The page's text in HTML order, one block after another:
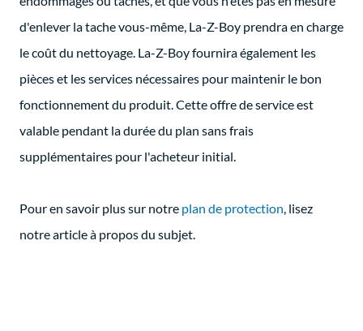
d'enlever la tache vous-même, La-Z-Boy prendra en charge
le coût du nettoyage. La-Z-Boy fournira également les
pièces et les services nécessaires pour maintenir le bon
fonctionnement du produit. Cette offre de service est
valable pendant la durée du plan sans frais
supplémentaires pour l'acheteur initial.
Pour en savoir plus sur notre plan de protection, lisez
notre article à propos du subjet.